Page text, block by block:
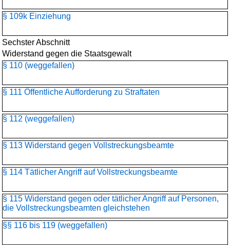
§ 109k Einziehung
Sechster Abschnitt
Widerstand gegen die Staatsgewalt
§ 110 (weggefallen)
§ 111 Öffentliche Aufforderung zu Straftaten
§ 112 (weggefallen)
§ 113 Widerstand gegen Vollstreckungsbeamte
§ 114 Tätlicher Angriff auf Vollstreckungsbeamte
§ 115 Widerstand gegen oder tätlicher Angriff auf Personen,
die Vollstreckungsbeamten gleichstehen
§§ 116 bis 119 (weggefallen)